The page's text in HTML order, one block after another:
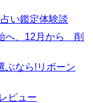
い鑑定体験談
へ、12月から 削
ぶなら!リボーン
ビュー